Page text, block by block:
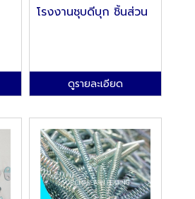
โรงงานชุบดีบุก ชิ้นส่วน
ดูรายละเอียด